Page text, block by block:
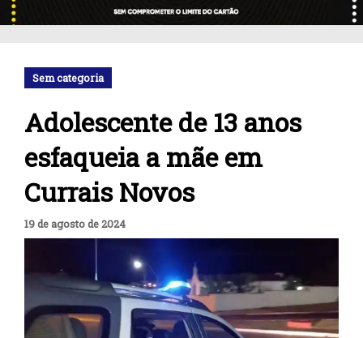
Sem categoria
Adolescente de 13 anos
esfaqueia a mãe em
Currais Novos
19 de agosto de 2024